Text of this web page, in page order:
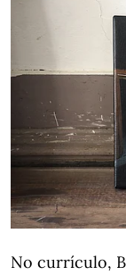
No currículo,